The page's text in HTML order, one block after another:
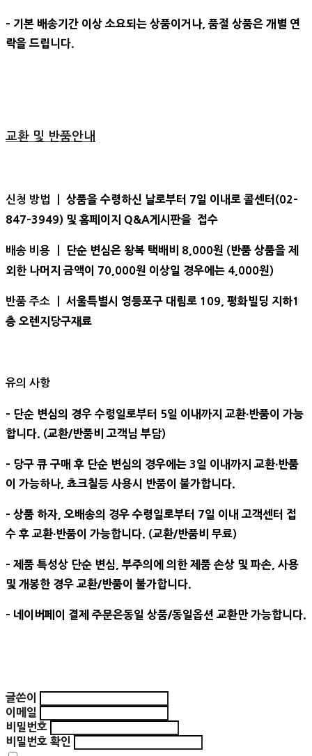
- 기본 배송기간 이상 소요되는 상품이거나, 품절 상품은 개별 연
락을 드립니다.
교환 및 반품안내
신청 방법 ㅣ 상품을 수령하신 날로부터 7일 이내로 콜센터(02-
847-3949) 및 홈페이지 Q&A게시판을 접수
배송 비용 ㅣ
단순 변심은 왕복 택배비 8,000원 (반품 상품을 제
외한 나머지 금액이 70,000원 이상일 경우에는 4,000원)
반품 주소 ㅣ 서울특별시 영등포구 대림로 109, 평화빌딩 지하1
층 오렌지당구재료
유의 사항
- 단순 변심의 경우 수령일로부터 5일 이내까지 교환∙반품이 가능
합니다. (교환/반품비 고객님 부담)
- 당구 큐 구매 후 단순 변심의 경우에는 3일 이내까지 교환∙반품
이 가능하나, 쵸크칠등 사용시 반품이 불가합니다.
- 상품 하자, 오배송의 경우 수령일로부터 7일 이내 고객센터 접
수 후 교환∙반품이 가능합니다. (교환/반품비 무료)
- 제품 특성상 단순 변심, 부주의에 의한 제품 손상 및 파손, 사용
및 개봉한 경우 교환/반품이 불가합니다.
- 네이버페이 결제 주문은동일 상품/동일옵션 교환만 가능합니다.
글쓴이
이메일
비밀번호
비밀번호 확인